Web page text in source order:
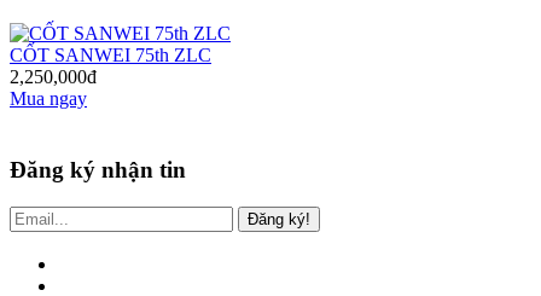
CỐT SANWEI 75th ZLC
2,250,000đ
Mua ngay
Đăng ký nhận tin
Đăng ký!